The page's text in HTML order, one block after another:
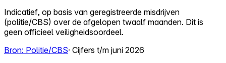
Indicatief, op basis van geregistreerde misdrijven
(politie/CBS) over de afgelopen twaalf maanden. Dit is
geen officieel veiligheidsoordeel.
Bron: Politie/CBS· Cijfers t/m juni 2026